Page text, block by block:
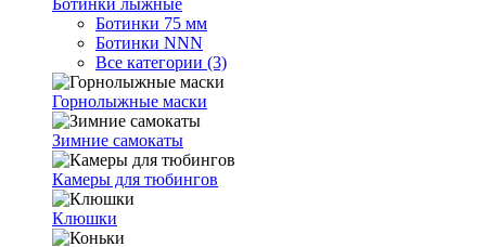
Ботинки лыжные
Ботинки 75 мм
Ботинки NNN
Все категории (3)
Горнолыжные маски
Зимние самокаты
Камеры для тюбингов
Клюшки